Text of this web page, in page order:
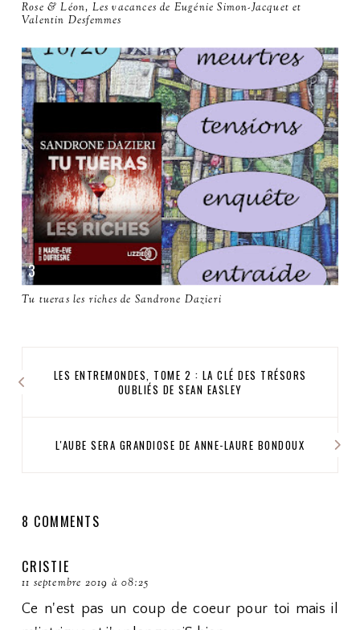
Rose & Léon, Les vacances de Eugénie Simon-Jacquet et
Valentin Desfemmes
Tu tueras les riches de Sandrone Dazieri
LES ENTREMONDES, TOME 2 : LA CLÉ DES TRÉSORS
OUBLIÉS DE SEAN EASLEY
L'AUBE SERA GRANDIOSE DE ANNE-LAURE BONDOUX
8 COMMENTS
CRISTIE
11 septembre 2019 à 08:25
Ce n'est pas un coup de coeur pour toi mais il